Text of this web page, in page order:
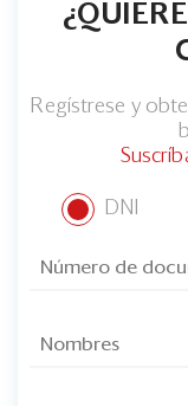
Edición
Regístrese y
DNI